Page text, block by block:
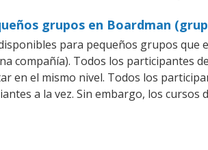
grupos en Boardman
para pequeños grupos
compañía). Todos los participantes
en el mismo nivel. Todos los
a la vez. Sin embargo, los